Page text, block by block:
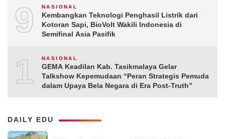
9 NASIONAL
Kembangkan Teknologi Penghasil Listrik dari
Kotoran Sapi, BioVolt Wakili Indonesia di
Semifinal Asia Pasifik
10NASIONAL
GEMA Keadilan Kab. Tasikmalaya Gelar
Talkshow Kepemudaan “Peran Strategis Pemuda
dalam Upaya Bela Negara di Era Post-Truth”
DAILY EDU